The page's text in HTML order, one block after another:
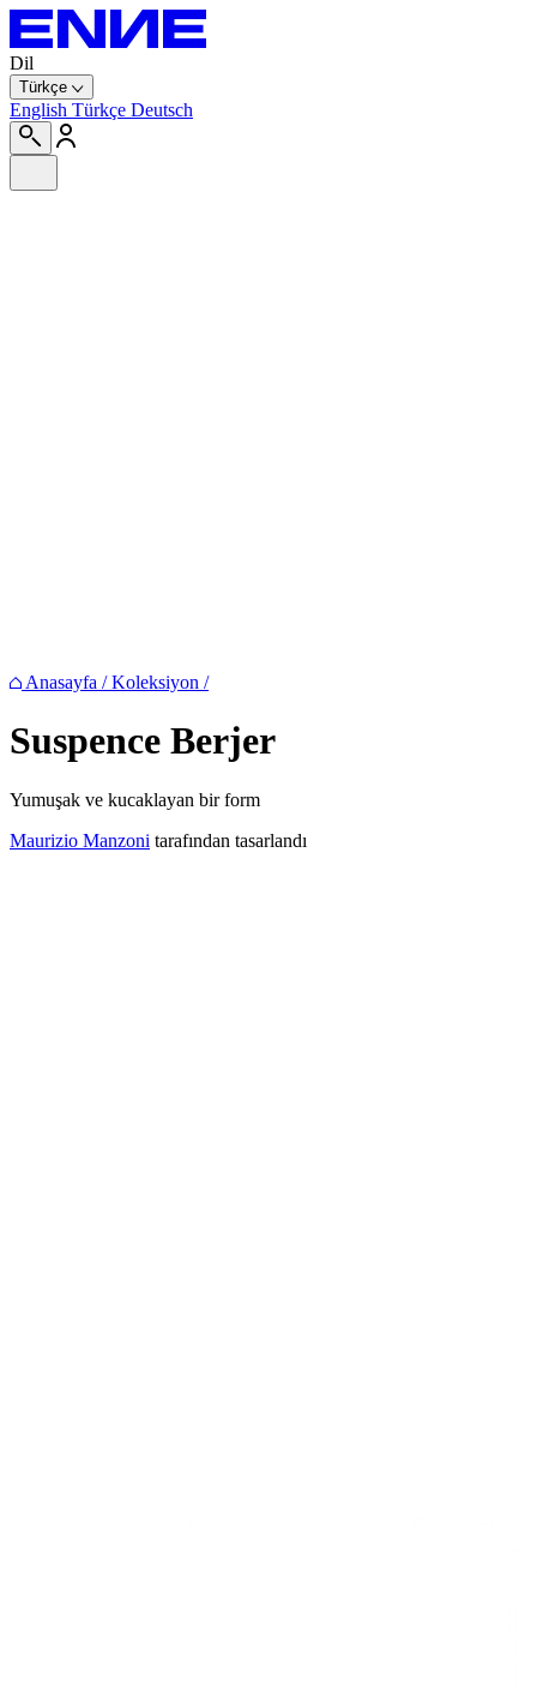
Dil
Türkçe
English Türkçe Deutsch
Anasayfa / Koleksiyon /
Suspence Berjer
Yumuşak ve kucaklayan bir form
Maurizio Manzoni tarafından tasarlandı